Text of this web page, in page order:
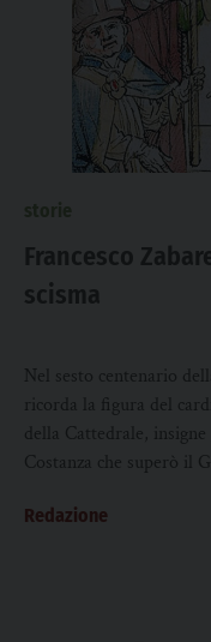
Francesco
scisma
Nel sesto centenario
ricorda la figura del
della Cattedrale,
Costanza che superò il
Redazione